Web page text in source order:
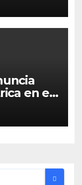
en el